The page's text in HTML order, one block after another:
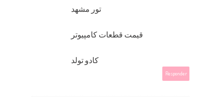
تور مشهد
قيمت قطعات کامپيوتر
کادو تولد
Responder